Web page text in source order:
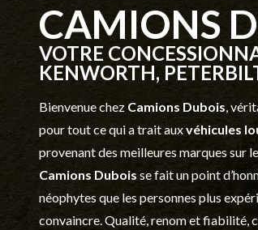
CAMIONS
VOTRE
KENWORTH,
Bienvenue chez Camions Dubois,
pour tout ce qui a trait auxvéhicules
provenant des meilleures marques sur
Camions Dubois se fait un point
néophytes que les personnes plus
convaincre. Qualité, renom et fiabilité,